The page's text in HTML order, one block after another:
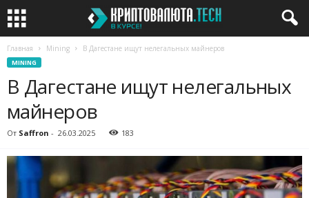
Главная Mining В Дагестане ищут нелегальных майнеров
MINING
В Дагестане ищут нелегальных
майнеров
От Saffron - 26.03.2025 183